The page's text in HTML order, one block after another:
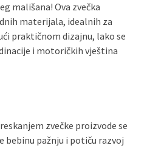
mališana! Ova zvečka
materijala, idealnih za
praktičnom dizajnu, lako se
i motoričkih vještina
zvečke proizvode se
bebinu pažnju i potiču razvoj